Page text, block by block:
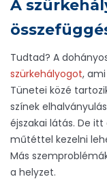
A
Tudtad? A
szürkehályogot,
Tünetei közé
színek
éjszakai látás. De
műtéttel kezelni
Más
a helyzet.